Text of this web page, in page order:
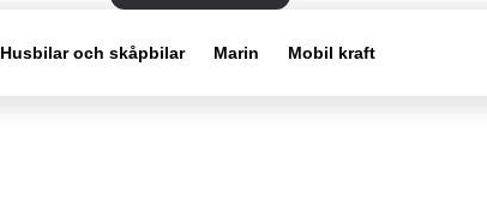
Husbilar och skåpbilar Marin Mobil kraft